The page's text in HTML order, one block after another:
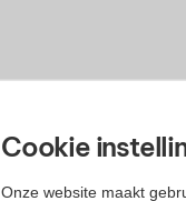
Cookie
Onze website maakt